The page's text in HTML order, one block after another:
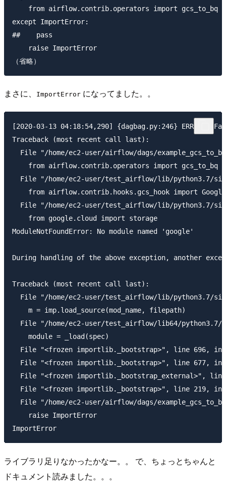
    from airflow.contrib.operators import gcs_to_bq
except ImportError:
##    pass
    raise ImportError
まさに、 ImportError になってました。。
[2020-03-13 04:18:54,290] {dagbag.py:246} ERROR -
Traceback (most recent call last):
File "/home/ec2-user/airflow/dags/
    from airflow.contrib.operators import gcs_to_bq
File "/home/ec2-user/test_airflow/lib/python3.7/
from airflow.contrib.hooks.gcs_hook import
File "/home/ec2-user/test_airflow/lib/python3.7/
    from google.cloud import storage
ModuleNotFoundError: No module named 'google'
During handling of the above exception, another
Traceback (most recent call last):
File "/home/ec2-user/test_airflow/lib/python3.7/
    m = imp.load_source(mod_name, filepath)
File "/home/ec2-user/test_airflow/lib64/
    module = _load(spec)
File "<frozen importlib._bootstrap>", line 696, in
File "<frozen importlib._bootstrap>", line 677, in
File "<frozen importlib._bootstrap_external>",
File "<frozen importlib._bootstrap>", line 219, in
File "/home/ec2-user/airflow/dags/
    raise ImportError
ライブラリ足りなかったかなー。。 で、ちょっとちゃんと
ドキュメント読みました。。。